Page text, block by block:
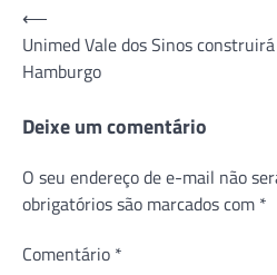
Navegação
de
Post
⟵
Unimed Vale dos Sinos
Hamburgo
Deixe um comentário
O seu endereço de e-mail não
obrigatórios são marcados com *
Comentário *